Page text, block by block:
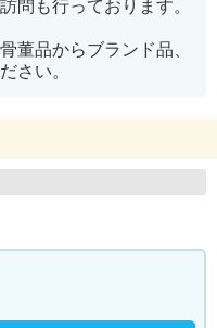
問も行っております。
董品からブランド品、
さい。